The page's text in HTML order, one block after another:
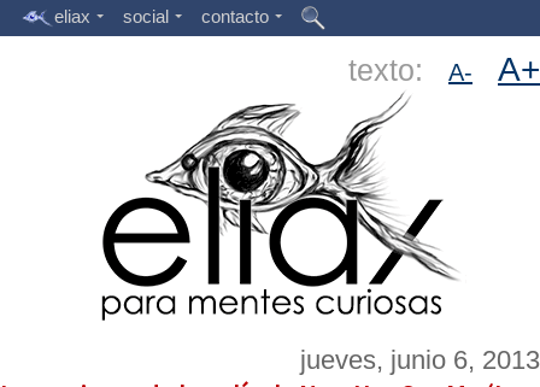
eliax social contacto
texto: A- A+
jueves, junio 6, 2013